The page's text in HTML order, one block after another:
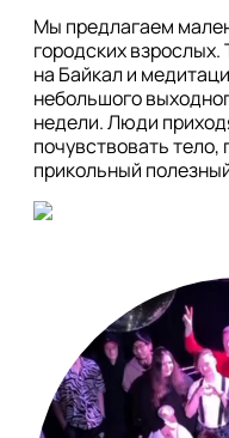
Мы предлагаем
городских взрослых.
на Байкал и
небольшого
недели. Люди
почувствовать тело,